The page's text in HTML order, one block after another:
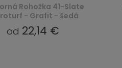
Rohožka 41-Slate
- Grafit - šedá
od 22,14 €